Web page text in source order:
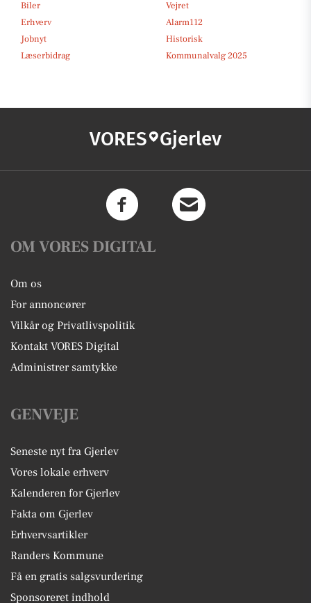
Biler
Vejret
Erhverv
Alarm112
Jobnyt
Historisk
Læserbidrag
Kommunalvalg 2025
VORES Gjerlev
OM VORES DIGITAL
Om os
For annoncører
Vilkår og Privatlivspolitik
Kontakt VORES Digital
Administrer samtykke
GENVEJE
Seneste nyt fra Gjerlev
Vores lokale erhverv
Kalenderen for Gjerlev
Fakta om Gjerlev
Erhvervsartikler
Randers Kommune
Få en gratis salgsvurdering
Sponsoreret indhold